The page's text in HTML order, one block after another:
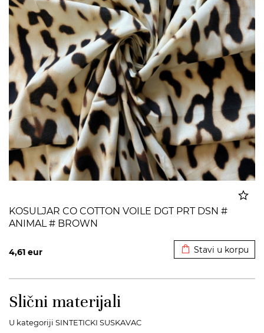
KOSULJAR CO COTTON VOILE DGT PRT DSN #
ANIMAL # BROWN
4,61 eur Stavi u korpu
Slični materijali
U kategoriji SINTETICKI SUSKAVAC